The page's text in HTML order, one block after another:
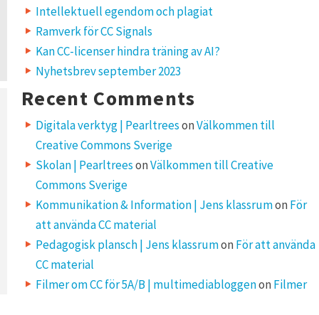
Intellektuell egendom och plagiat
Ramverk för CC Signals
Kan CC-licenser hindra träning av AI?
Nyhetsbrev september 2023
Recent Comments
Digitala verktyg | PearltreesonVälkommen till
Creative Commons Sverige
Skolan | PearltreesonVälkommen till Creative
Commons Sverige
Kommunikation & Information | Jens klassrumon För
att använda CC material
Pedagogisk plansch | Jens klassrumon För att använda
CC material
Filmer om CC för 5A/B | multimediabloggenon Filmer